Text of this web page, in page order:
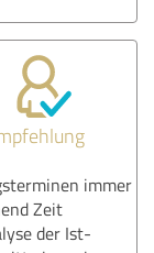
immer
Zeit
der Ist-